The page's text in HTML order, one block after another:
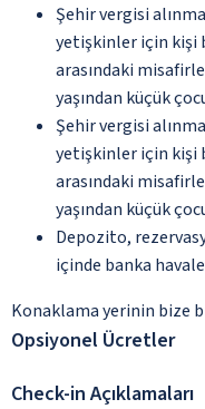
Şehir vergisi
yetişkinler için kişi
arasındaki
yaşından küçük
Şehir vergisi
yetişkinler için kişi
arasındaki
yaşından küçük
Depozito,
içinde banka
Konaklama yerinin bize
Opsiyonel Ücretler
Check-in Açıklamaları